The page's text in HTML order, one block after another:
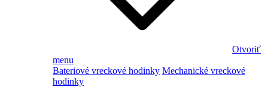
Otvoriť
menu
Bateriové vreckové hodinky Mechanické vreckové
hodinky